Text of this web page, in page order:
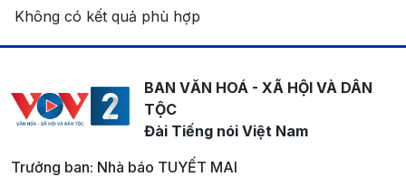
Không có kết quả phù hợp
BAN VĂN HOÁ - XÃ HỘI VÀ DÂN
TỘC
Đài Tiếng nói Việt Nam
Trưởng ban: Nhà báo TUYẾT MAI